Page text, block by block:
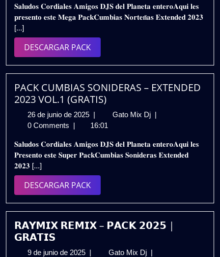
de
2025
EXTENDED
2023
𝐒𝐚𝐥𝐮𝐝𝐨𝐬 𝐂𝐨𝐫𝐝𝐢𝐚𝐥𝐞𝐬 𝐀𝐦𝐢𝐠𝐨𝐬 𝐃𝐉𝐒 𝐝𝐞𝐥 𝐏𝐥𝐚𝐧𝐞𝐭𝐚 𝐞𝐧𝐭𝐞𝐫𝐨𝐀𝐪𝐮𝐢 𝐥𝐞𝐬
𝐩𝐫𝐞𝐬𝐞𝐧𝐭𝐨 𝐞𝐬𝐭𝐞 𝐌𝐞𝐠𝐚 𝐏𝐚𝐜𝐤𝐂𝐮𝐦𝐛𝐢𝐚𝐬 𝐍𝐨𝐫𝐭𝐞𝐧̃𝐚𝐬 𝐄𝐱𝐭𝐞𝐧𝐝𝐞𝐝 𝟐𝟎𝟐𝟑
[...]
DESCARGAR PACKDESCARGAR
PACK
PACK CUMBIAS SONIDERAS – EXTENDED
2023 VOL.1 (GRATIS)
26 de junio de 2025 26
de
de
2025
| Gato Mix Dj PACK
–
EXTENDED
|
0 Comments | 16:01
𝐒𝐚𝐥𝐮𝐝𝐨𝐬 𝐂𝐨𝐫𝐝𝐢𝐚𝐥𝐞𝐬 𝐀𝐦𝐢𝐠𝐨𝐬 𝐃𝐉𝐒 𝐝𝐞𝐥 𝐏𝐥𝐚𝐧𝐞𝐭𝐚 𝐞𝐧𝐭𝐞𝐫𝐨𝐀𝐪𝐮𝐢 𝐥𝐞𝐬
𝐏𝐫𝐞𝐬𝐞𝐧𝐭𝐨 𝐞𝐬𝐭𝐞 𝐒𝐮𝐩𝐞𝐫 𝐏𝐚𝐜𝐤𝐂𝐮𝐦𝐛𝐢𝐚𝐬 𝐒𝐨𝐧𝐢𝐝𝐞𝐫𝐚𝐬 𝐄𝐱𝐭𝐞𝐧𝐝𝐞𝐝
𝟐𝟎𝟐𝟑 [...]
DESCARGAR PACKDESCARGAR
PACK
𝗥𝗔𝗬𝗠𝗜𝗫 𝗥𝗘𝗠𝗜𝗫 – 𝗣𝗔𝗖𝗞 𝟮𝟬𝟮𝟱 |
𝗚𝗥𝗔𝗧𝗜𝗦
9 de junio de 2025 9| Gato Mix Dj 𝗥𝗔𝗬𝗠𝗜𝗫
|